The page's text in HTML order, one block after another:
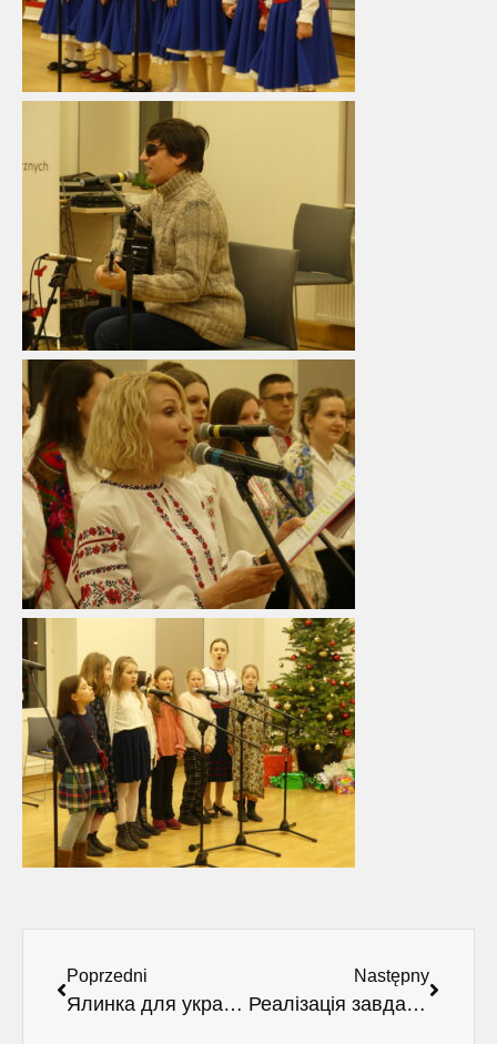
Poprzedni
Ялинка для українських дітей
Następny
Реалізація завдань завдяки дотації Міністра внутрішніх справ і адміністрації РП